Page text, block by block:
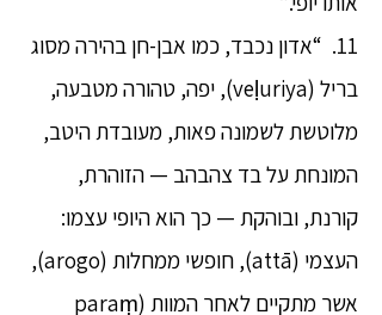
11. “אדון נכבד, כמו אבן-חן בהירה מסוג
בריל (veḷuriya), יפה, טהורה מטבעה,
מלוטשת לשמונה פאות, מעובדת היטב,
המונחת על בד צהבהב — הזוהרת,
קורנת, ובוהקת — כך הוא היופי עצמו:
העצמי (attā), חופשי ממחלות (arogo),
אשר מתקיים לאחר המוות (paraṃ